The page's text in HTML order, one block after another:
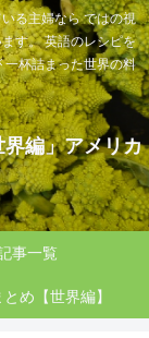
る主婦なら ではの視
す。 英語のレシピを
杯詰まった世界の料
編」アメリカ
事一覧
め【世界編】